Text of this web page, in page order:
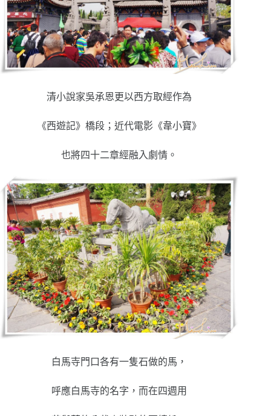
清小說家吳承恩更以西方取經作為
《西遊記》橋段；近代電影《韋小寶》
也將四十二章經融入劇情。
白馬寺門口各有一隻石做的馬，
呼應白馬寺的名字，而在四週用